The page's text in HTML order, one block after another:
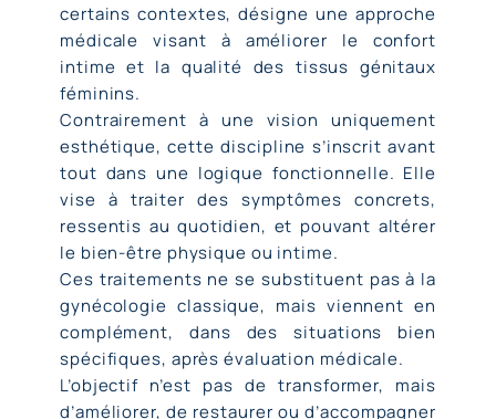
certains contextes, désigne une approche
médicale visant à améliorer le confort
intime et la qualité des tissus génitaux
féminins.
Contrairement à une vision uniquement
esthétique, cette discipline s’inscrit avant
tout dans une logique fonctionnelle. Elle
vise à traiter des symptômes concrets,
ressentis au quotidien, et pouvant altérer
le bien-être physique ou intime.
Ces traitements ne se substituent pas à la
gynécologie classique, mais viennent en
complément, dans des situations bien
spécifiques, après évaluation médicale.
L’objectif n’est pas de transformer, mais
d’améliorer, de restaurer ou d’accompagner